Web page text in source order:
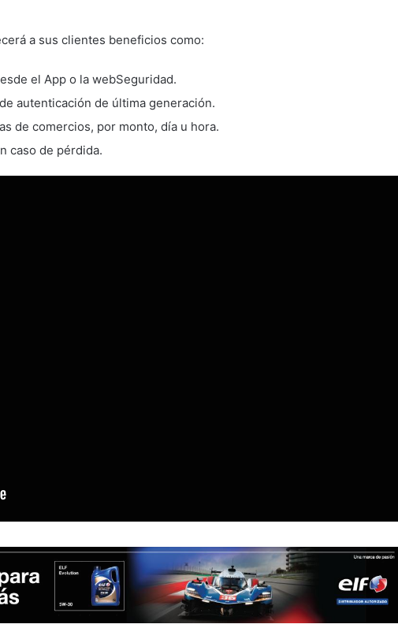
a sus clientes beneficios como:
el App o la webSeguridad.
autenticación de última generación.
de comercios, por monto, día u hora.
caso de pérdida.